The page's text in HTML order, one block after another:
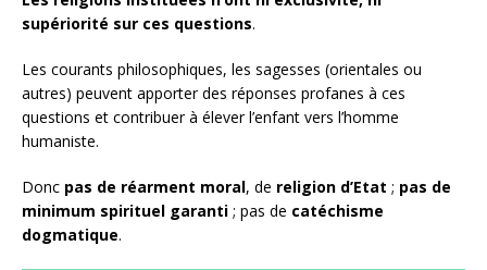
supériorité sur ces questions.
Les courants philosophiques, les sagesses (orientales ou
autres) peuvent apporter des réponses profanes à ces
questions et contribuer à élever l’enfant vers l’homme
humaniste.
Donc pas de réarment moral, de religion d’Etat ; pas de
minimum spirituel garanti ; pas de catéchisme
dogmatique.